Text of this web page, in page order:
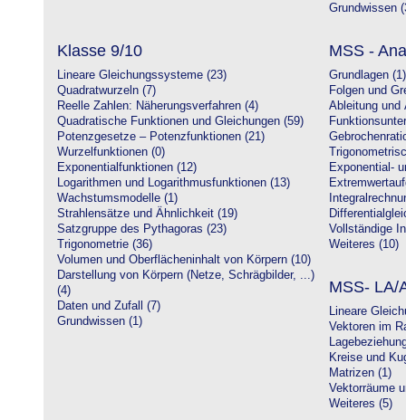
Grundwissen
Klasse 9/10
Lineare Gleichungssysteme (23)
Quadratwurzeln (7)
Reelle Zahlen: Näherungsverfahren (4)
Quadratische Funktionen und Gleichungen (59)
Potenzgesetze – Potenzfunktionen (21)
Wurzelfunktionen (0)
Exponentialfunktionen (12)
Logarithmen und Logarithmusfunktionen (13)
Wachstumsmodelle (1)
Strahlensätze und Ähnlichkeit (19)
Satzgruppe des Pythagoras (23)
Trigonometrie (36)
Volumen und Oberflächeninhalt von Körpern (10)
Darstellung von Körpern (Netze, Schrägbilder, ...)
(4)
Daten und Zufall (7)
Grundwissen (1)
MSS -
Grundlagen (1)
Folgen und
Ableitung und
Exponential-
Vollständige
Weiteres (10)
MSS- LA/
Lineare
Vektoren im
Kreise und
Matrizen (1)
Vektorräume
Weiteres (5)